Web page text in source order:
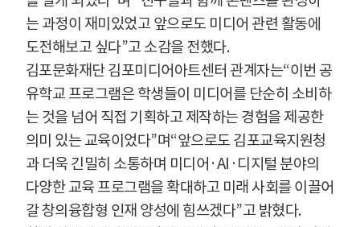
는 과정이 재미있었고 앞으로도 미디어 관련 활동에
도전해보고 싶다”고 소감을 전했다.
김포문화재단 김포미디어아트센터 관계자는“이번 공
유학교 프로그램은 학생들이 미디어를 단순히 소비하
는 것을 넘어 직접 기획하고 제작하는 경험을 제공한
의미 있는 교육이었다”며“앞으로도 김포교육지원청
과 더욱 긴밀히 소통하며 미디어 ·AI·디지털 분야의
다양한 교육 프로그램을 확대하고 미래 사회를 이끌어
갈 창의융합형 인재 양성에 힘쓰겠다”고 밝혔다.